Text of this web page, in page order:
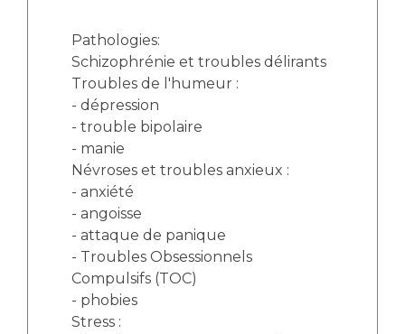
Pathologies:
Schizophrénie et troubles délirants
Troubles de l'humeur :
- dépression
- trouble bipolaire
- manie
Névroses et troubles anxieux :
- anxiété
- angoisse
- attaque de panique
- Troubles Obsessionnels
Compulsifs (TOC)
- phobies
Stress :